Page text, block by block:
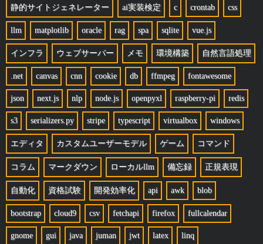
静的サイトジェネレーター ai実装検定 c crontab css
llm matplotlib oracle rag spa sqlite vue.js
インフラ ウェブサーバー メモ 環境構築 自然言語処理
.net canvas cnn cookie db ffmpeg fontawesome
json next.js nlp node.js openpyxl raspberry-pi redis
s3 serializers.py stripe typescript virtualbox windows
エディタ カスタムユーザーモデル ゲーム コマンド
コラム マークダウン ローカルllm 備忘録 正規表現
自動化 資格試験 開発効率化 api awk blob
bootstrap cloud9 csv fetchapi firefox fullcalendar
gnome gui java juman jwt latex linq